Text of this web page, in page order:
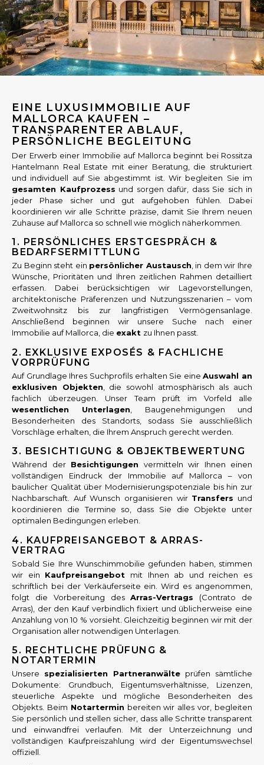
EINE LUXUSIMMOBILIE AUF
MALLORCA KAUFEN –
TRANSPARENTER ABLAUF,
PERSÖNLICHE BEGLEITUNG
Der Erwerb einer Immobilie auf Mallorca beginnt bei Rossitza
Hantelmann Real Estate mit einer Beratung, die strukturiert
und individuell auf Sie abgestimmt ist. Wir begleiten Sie im
gesamten Kaufprozess und sorgen dafür, dass Sie sich in
jeder Phase sicher und gut aufgehoben fühlen. Dabei
koordinieren wir alle Schritte präzise, damit Sie Ihrem neuen
Zuhause auf Mallorca so schnell wie möglich näherkommen.
1. PERSÖNLICHES ERSTGESPRÄCH &
BEDARFSERMITTLUNG
Zu Beginn steht ein persönlicher Austausch, in dem wir Ihre
Wünsche, Prioritäten und Ihren zeitlichen Rahmen detailliert
erfassen. Dabei berücksichtigen wir Lagevorstellungen,
architektonische Präferenzen und Nutzungsszenarien – vom
Zweitwohnsitz bis zur langfristigen Vermögensanlage.
Anschließend beginnen wir unsere Suche nach einer
Immobilie auf Mallorca, die exakt zu Ihnen passt.
2. EXKLUSIVE EXPOSÉS & FACHLICHE
VORPRÜFUNG
Auf Grundlage Ihres Suchprofils erhalten Sie eineAuswahl an
exklusiven Objekten , die sowohl atmosphärisch als auch
fachlich überzeugen. Unser Team prüft im Vorfeld alle
wesentlichen Unterlagen , Baugenehmigungen und
Besonderheiten des Standorts, sodass Sie ausschließlich
Vorschläge erhalten, die Ihrem Anspruch gerecht werden.
3. BESICHTIGUNG & OBJEKTBEWERTUNG
Während der Besichtigungen vermitteln wir Ihnen einen
vollständigen Eindruck der Immobilie auf Mallorca – von
baulicher Qualität über Modernisierungspotenziale bis hin zur
Nachbarschaft. Auf Wunsch organisieren wir Transfers und
koordinieren die Termine so, dass Sie die Objekte unter
optimalen Bedingungen erleben.
4. KAUFPREISANGEBOT & ARRAS-
VERTRAG
Sobald Sie Ihre Wunschimmobilie gefunden haben, stimmen
wir ein Kaufpreisangebot mit Ihnen ab und reichen es
schriftlich bei der Verkäuferseite ein. Wird es angenommen,
folgt die Vorbereitung desArras-Vertrags (Contrato de
Arras), der den Kauf verbindlich fixiert und üblicherweise eine
Anzahlung von 10 % vorsieht. Gleichzeitig beginnen wir mit der
Organisation aller notwendigen Unterlagen.
5. RECHTLICHE PRÜFUNG &
NOTARTERMIN
Unsere spezialisierten Partneranwälte prüfen sämtliche
Dokumente: Grundbuch, Eigentumsverhältnisse, Lizenzen,
steuerliche Aspekte und mögliche Besonderheiten des
Objekts. Beim Notartermin bereiten wir alles vor, begleiten
Sie persönlich und stellen sicher, dass alle Schritte transparent
und einwandfrei verlaufen. Mit der Unterzeichnung und
vollständigen Kaufpreiszahlung wird der Eigentumswechsel
offiziell.